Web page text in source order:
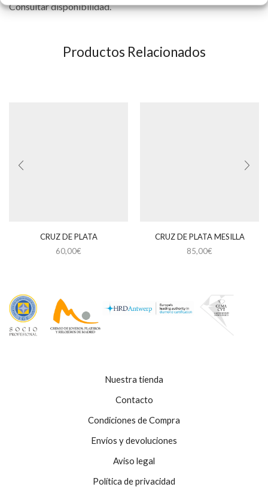
Consultar disponibilidad.
Productos Relacionados
CRUZ DE PLATA
60,00€
CRUZ DE PLATA MESILLA
85,00€
Nuestra tienda
Contacto
Condiciones de Compra
Envíos y devoluciones
Aviso legal
Política de privacidad